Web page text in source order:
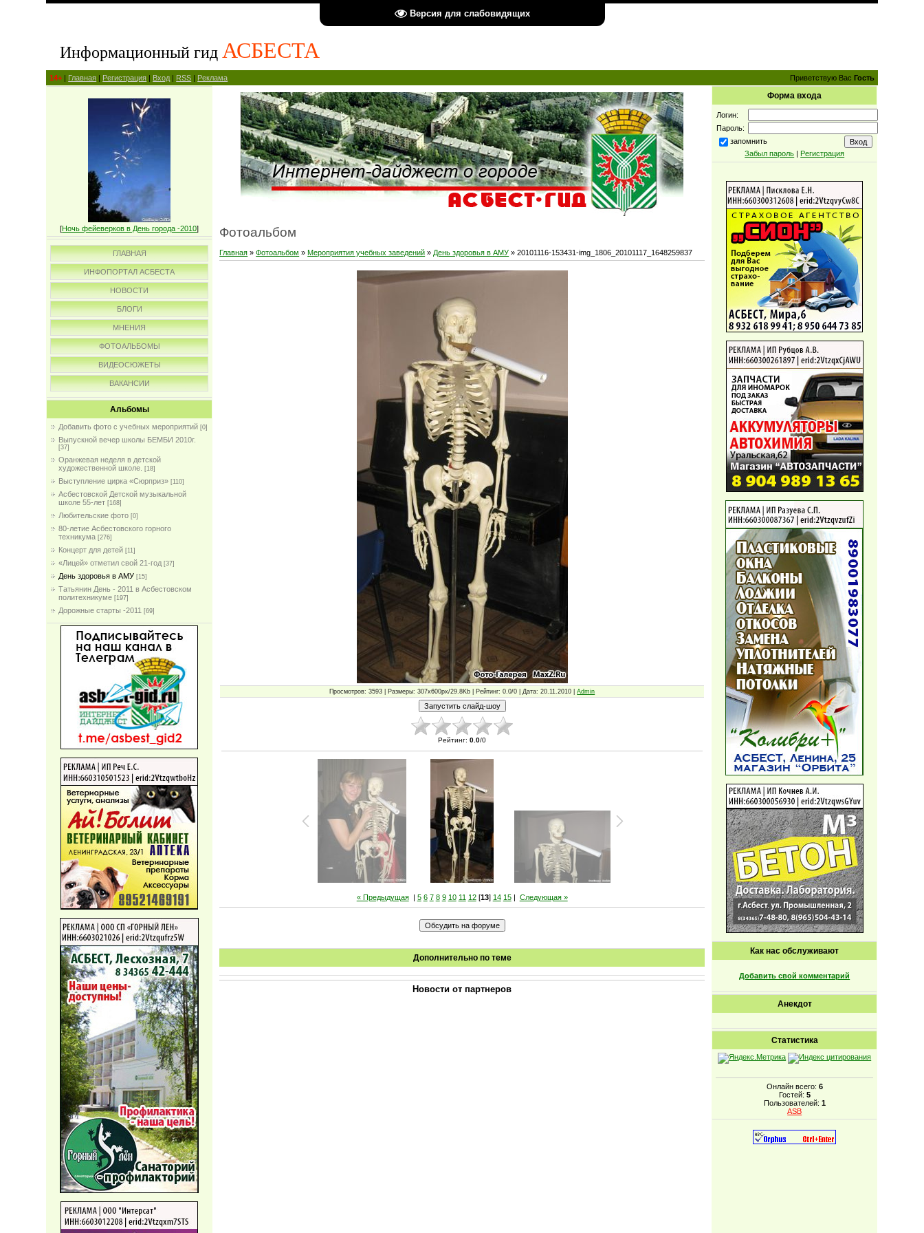
Версия для слабовидящих
Информационный гид АСБЕСТА
14+ | Главная | Регистрация | Вход | RSS | Реклама Приветствую Вас Гость
[Ночь фейеверков в День города -2010]
ГЛАВНАЯ
ИНФОПОРТАЛ АСБЕСТА
НОВОСТИ
БЛОГИ
МНЕНИЯ
ФОТОАЛЬБОМЫ
ВИДЕОСЮЖЕТЫ
ВАКАНСИИ
Альбомы
Добавить фото с учебных мероприятий [0]
Выпускной вечер школы БЕМБИ 2010г.
[37]
Оранжевая неделя в детской
художественной школе.
[18]
Выступление цирка «Сюрприз» [110]
Асбестовской Детской музыкальной
школе 55-лет [168]
Любительские фото [0]
80-летие Асбестовского горного
техникума [276]
Концерт для детей [11]
«Лицей» отметил свой 21-год [37]
День здоровья в АМУ [15]
Татьянин День - 2011 в Асбестовском
политехникуме [197]
Дорожные старты -2011 [69]
Фотоальбом
Главная »Фотоальбом »Мероприятия учебных заведений » День здоровья в АМУ » 20101116-153431-img_1806_20101117_1648259837
Просмотров: 3593 | Размеры: 307x600px/29.8Kb | Рейтинг: 0.0/0 | Дата: 20.11.2010 |Admin
Рейтинг: 0.0/0
« Предыдущая| 5 6 7 8 9 10 11 12[13] 14 15| Следующая »
Дополнительно по теме
Новости от партнеров
Форма входа
Логин:
Пароль:
запомнить
Забыл пароль | Регистрация
Как нас обслуживают
Добавить свой комментарий
Анекдот
Статистика
Онлайн всего: 6
Гостей: 5
Пользователей: 1
ASB